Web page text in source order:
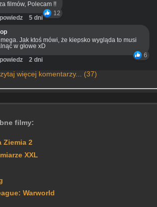
filmów, Polecam !!
12
5 dni
Jak ktoś mówi, że kiepsko wygląda to musi
w głowe xD
6
2 dni
więcej komentarzy... (37)
filmy:
Ziemia 2
XXL
Warworld